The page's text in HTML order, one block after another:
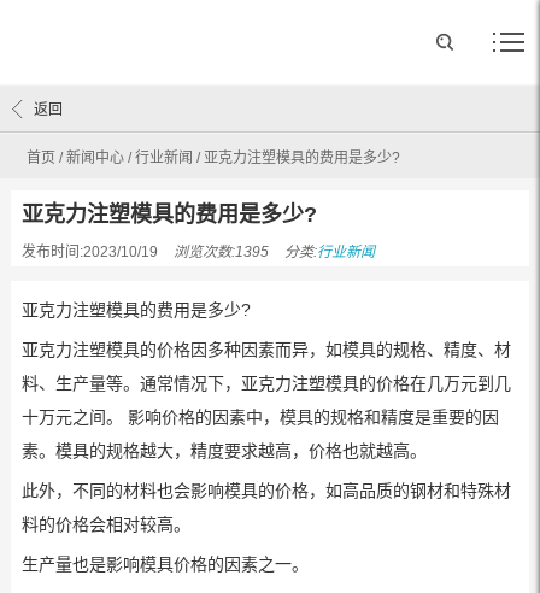
首页 /新闻中心 /行业新闻 /亚克力注塑模具的费用是多少?
返回
亚克力注塑模具的费用是多少?
发布时间:2023/10/19 浏览次数:1395 分类:行业新闻
亚克力注塑模具的费用是多少?
亚克力注塑模具的价格因多种因素而异，如模具的规格、精度、材
料、生产量等。通常情况下，亚克力注塑模具的价格在几万元到几
十万元之间。 影响价格的因素中，模具的规格和精度是重要的因
素。模具的规格越大，精度要求越高，价格也就越高。
此外，不同的材料也会影响模具的价格，如高品质的钢材和特殊材
料的价格会相对较高。
生产量也是影响模具价格的因素之一。